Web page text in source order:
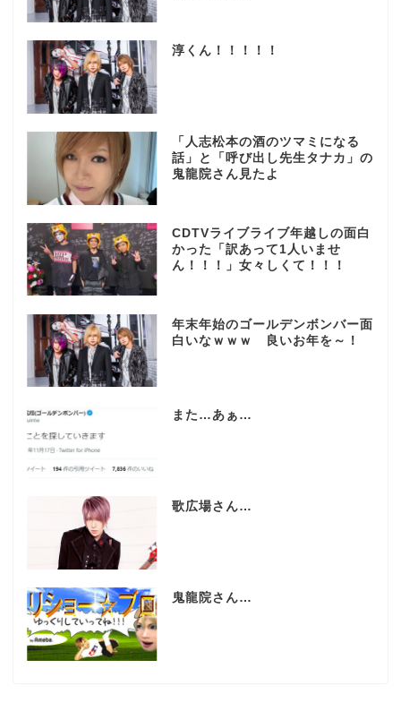
淳くん！！！！！
「人志松本の酒のツマミになる
話」と「呼び出し先生タナカ」の
鬼龍院さん見たよ
CDTVライブライブ年越しの面白
かった「訳あって1人いませ
ん！！！」女々しくて！！！
年末年始のゴールデンボンバー面
白いなｗｗｗ 良いお年を～！
また…あぁ…
歌広場さん…
鬼龍院さん…